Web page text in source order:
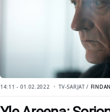
14:11 - 01.02.2022 TV-SARJAT /